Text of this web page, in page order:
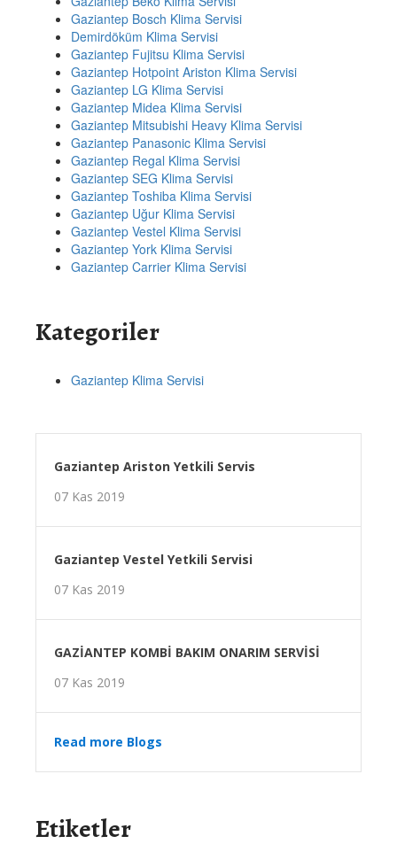
Gaziantep Bosch Klima Servisi
Demirdöküm Klima Servisi
Gaziantep Fujitsu Klima Servisi
Gaziantep Hotpoint Ariston Klima Servisi
Gaziantep LG Klima Servisi
Gaziantep Midea Klima Servisi
Gaziantep Mitsubishi Heavy Klima Servisi
Gaziantep Panasonic Klima Servisi
Gaziantep Regal Klima Servisi
Gaziantep SEG Klima Servisi
Gaziantep Toshiba Klima Servisi
Gaziantep Uğur Klima Servisi
Gaziantep Vestel Klima Servisi
Gaziantep York Klima Servisi
Gaziantep Carrier Klima Servisi
Kategoriler
Gaziantep Klima Servisi
Gaziantep Ariston Yetkili Servis
07 Kas 2019
Gaziantep Vestel Yetkili Servisi
07 Kas 2019
GAZİANTEP KOMBİ BAKIM ONARIM SERVİSİ
07 Kas 2019
Read more Blogs
Etiketler